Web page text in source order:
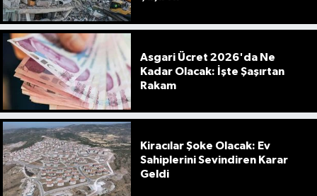
Asgari Ücret 2026'da Ne
Kadar Olacak: İşte Şaşırtan
Rakam
Kiracılar Şoke Olacak: Ev
Sahiplerini Sevindiren Karar
Geldi